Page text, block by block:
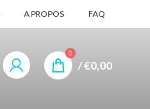
A PROPOS FAQ
0
/€0,00